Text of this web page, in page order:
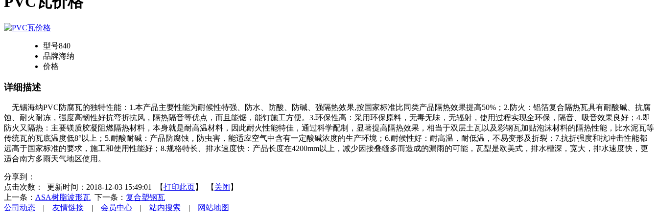
型号840
品牌海纳
价格
详细描述
无锡海纳PVC防腐瓦的独特性能：1.本产品主要性能为耐候性特强、防水、防酸、防碱、强隔热效果,按国家标准比同类产品隔热效果提高50%；2.防火：铝箔复合隔热瓦具有耐酸碱、抗腐
蚀、耐火耐冻，强度高韧性好抗弯折抗风，隔热隔音等优点，而且能锯，能钉施工方便。3.环保性高：采用环保原料，无毒无味，无辐射，使用过程实现全环保，隔音、吸音效果良好；4.即
防火又隔热：主要镁质胶凝阻燃隔热材料，本身就是耐高温材料，因此耐火性能特佳，通过科学配制，显著提高隔热效果，相当于双层土瓦以及彩钢瓦加贴泡沫材料的隔热性能，比水泥瓦等
传统瓦的瓦底温度低8°以上；5.耐酸耐碱：产品防腐蚀，防虫害，能适应空气中含有一定酸碱浓度的生产环境；6.耐候性好：耐高温，耐低温，不易变形及折裂；7.抗折强度和抗冲击性能都
远高于国家标准的要求，施工和使用性能好；8.规格特长、排水速度快：产品长度在4200mm以上，减少因接叠缝多而造成的漏雨的可能，瓦型是欧美式，排水槽深，宽大，排水速度快，更
适合南方多雨天气地区使用。
分享到：
点击次数：
更新时间：2018-12-03 15:49:01 【打印此页 】 【 关闭 】
上一条： ASA树脂波形瓦 下一条： 复合塑钢瓦
公司动态
友情链接 会员中心 站内搜索 网站地图